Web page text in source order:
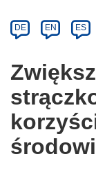
Article
available
the
following
languages:
DE EN ES